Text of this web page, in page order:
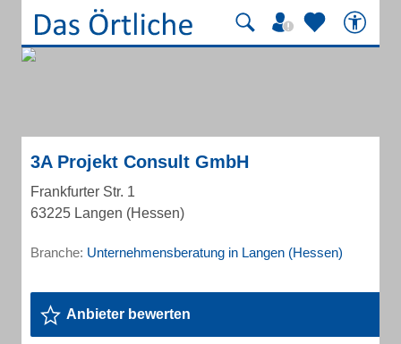
3A Projekt Consult GmbH
Frankfurter Str. 1
63225 Langen (Hessen)
Branche: Unternehmensberatung in Langen (Hessen)
Anbieter bewerten